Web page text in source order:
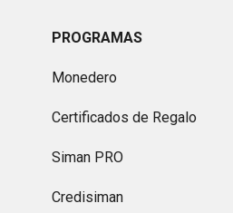
PROGRAMAS
Monedero
Certificados de Regalo
Siman PRO
Credisiman